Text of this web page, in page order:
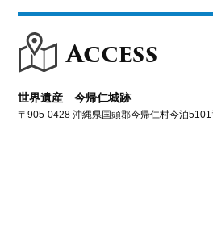
Access
世界遺産 今帰仁城跡
〒905-0428 沖縄県国頭郡今帰仁村今泊